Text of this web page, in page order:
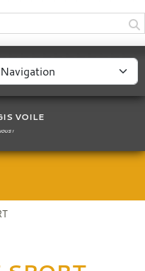
VOILE
!